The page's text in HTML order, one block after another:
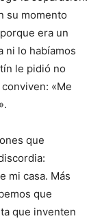
su momento
era un
ni lo habíamos
le pidió no
«Me
que
mi casa. Más
que
que inventen